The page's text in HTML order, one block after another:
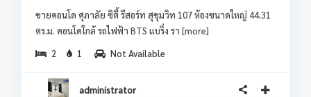
ขายคอนโด ศุภาลัย ซิตี้ รีสอร์ท สุขุมวิท 107 ห้องขนาดใหญ่ 44.31
ตร.ม. คอนโดใกล้ รถไฟฟ้า BTS แบริ่ง รา [more]
2
1 Not Available
administrator